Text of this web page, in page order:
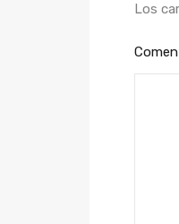
Los